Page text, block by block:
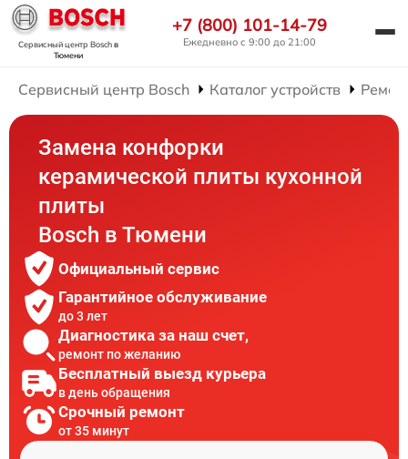
Сервисный центр Boschв
Тюмени
+7 (800) 101-14-79
Ежедневно с 9:00 до 21:00
Сервисный центр Bosch Каталог устройств
Замена конфорки
керамической плиты кухонной
плиты
Bosch в Тюмени
Официальный сервис
Гарантийное обслуживание
до 3 лет
Диагностика за наш счет,
ремонт по желанию
Бесплатный выезд курьера
в день обращения
Срочный ремонт
от 35 минут